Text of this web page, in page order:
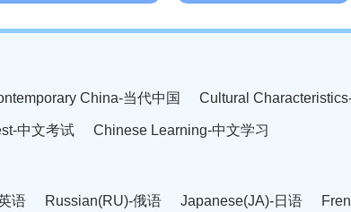
China-当代中国 Cultural
中文考试 Chinese Learning-中文学习
语 Russian(RU)-俄语 Japanese(JA)-日语